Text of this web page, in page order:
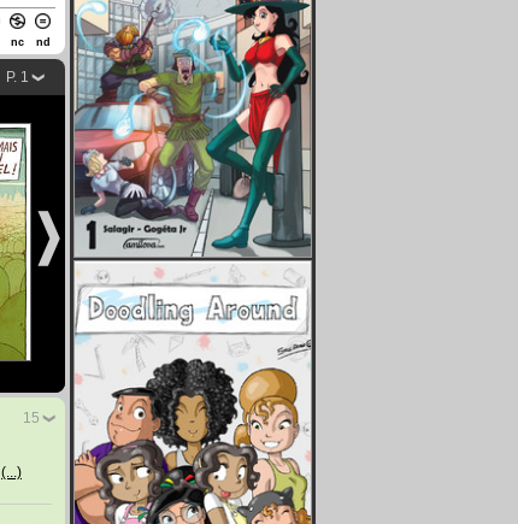
nc nd
P. 1
15
(...)